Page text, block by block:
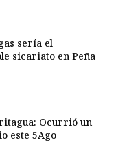
sería el
sicariato en Peña
Ocurrió un
este 5Ago